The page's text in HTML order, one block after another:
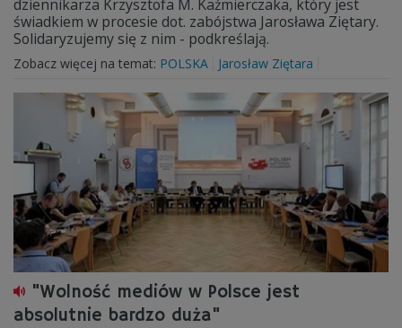
dziennikarza Krzysztofa M. Kaźmierczaka, który jest
świadkiem w procesie dot. zabójstwa Jarosława Ziętary.
Solidaryzujemy się z nim - podkreślają.
Zobacz więcej na temat: POLSKA Jarosław Ziętara
"Wolność mediów w Polsce jest
absolutnie bardzo duża"